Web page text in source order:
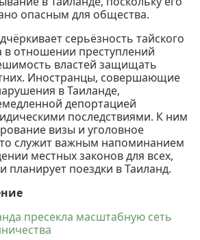
опасным для общества.
серьёзность тайского
в отношении преступлений
властей защищать
Иностранцы, совершающие
в Таиланде,
депортацией
последствиями. К ним
визы и уголовное
служит важным напоминанием
местных законов для всех,
планирует поездки в Таиланд.
пресекла масштабную сеть